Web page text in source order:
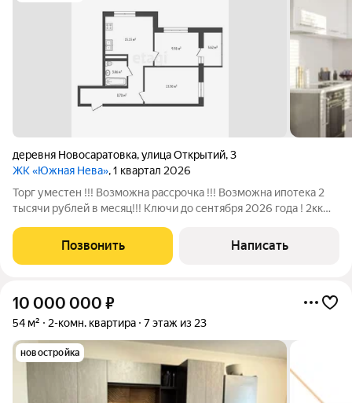
деревня Новосаратовка,улица Открытий,3
ЖК «Южная Нева», 1 квартал 2026
Торг уместен !!! Возможна рассрочка !!! Возможна ипотека 2
тысячи рублей в месяц!!! Ключи до сентября 2026 года ! 2кк
Транспортная доступность 12- 15 минут до метро
Пролетарская ,до када 2,5 км , 15
Позвонить Написать
10 000 000 ₽
54 м² 2-комн. квартира 7 этаж из 23
новостройка